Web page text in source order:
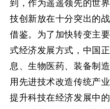
到，作为遥遥领先的世
技创新放在十分突出的
借鉴。为了加快转变主
式经济发展方式，中国
息、生物医药、装备制
用先进技术改造传统产
提升科技在经济发展中